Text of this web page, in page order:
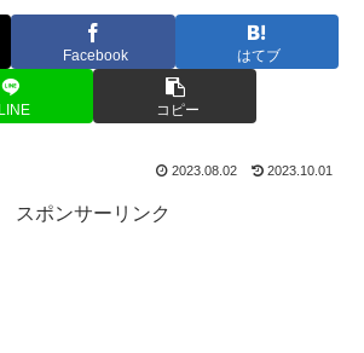
Facebook はてブ
LINE コピー
2023.08.02 2023.10.01
スポンサーリンク